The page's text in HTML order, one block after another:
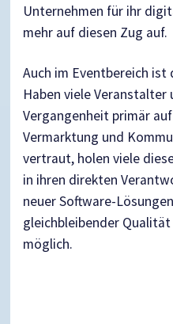
Unternehmen für ihr
mehr auf diesen Zug auf.
Auch im Eventbereich ist
Haben viele
Vergangenheit primär
Vermarktung und
vertraut, holen viele
in ihren direkten
neuer Software-
gleichbleibender
möglich.